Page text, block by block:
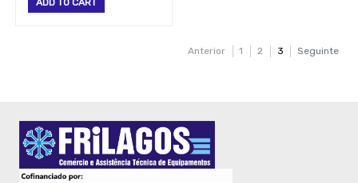
ADD TO CART
Anterior 1 2 3 Seguinte